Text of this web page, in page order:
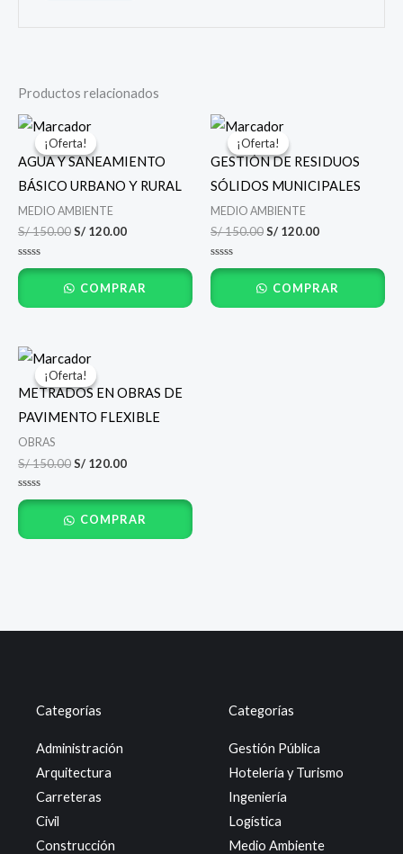
Productos relacionados
¡Oferta!
¡Oferta!
AGUA Y SANEAMIENTO
BÁSICO URBANO Υ RURAL
MEDIO AMBIENTE
S/150.00
El
precio
original
era:
S/ 150.00.
S/ 120.00
es:
S/ 120.00.
Valorado
con
de
5
COMPRAR
¡Oferta!
¡Oferta!
GESTIÓN DE RESIDUOS
SÓLIDOS MUNICIPALES
MEDIO AMBIENTE
S/150.00
El
precio
original
era:
S/ 150.00.
S/ 120.00
es:
S/ 120.00.
Valorado
con
de
5
COMPRAR
¡Oferta!
¡Oferta!
METRADOS EN OBRAS DE
PAVIMENTO FLEXIBLE
OBRAS
S/150.00
El
precio
original
era:
S/ 150.00.
S/ 120.00
es:
S/ 120.00.
Valorado
con
de
5
COMPRAR
Categorías
Administración
Arquitectura
Carreteras
Civil
Construcción
Categorías
Gestión Pública
Hotelería y Turismo
Ingeniería
Logística
Medio Ambiente